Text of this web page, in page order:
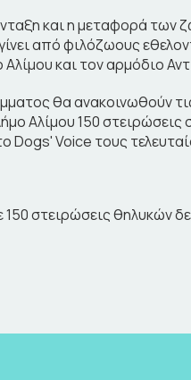
και η μεταφορά των
από φιλόζωους
και τον αρμόδιο
θα ανακοινωθούν
Αλίμου 150
Dogs' Voice τους
στειρώσεις θηλυκών